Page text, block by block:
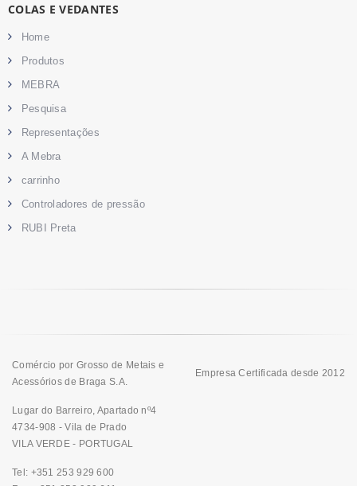
COLAS E VEDANTES
Home
Produtos
MEBRA
Pesquisa
Representações
A Mebra
carrinho
Controladores de pressão
RUBI Preta
Comércio por Grosso de Metais e
Acessórios de Braga S.A.
Empresa Certificada desde 2012
Lugar do Barreiro, Apartado nº4
4734-908 - Vila de Prado
VILA VERDE - PORTUGAL
Tel: +351 253 929 600